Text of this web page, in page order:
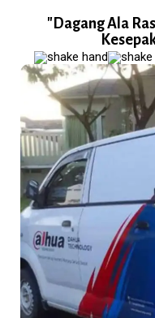
"Dagang Ala